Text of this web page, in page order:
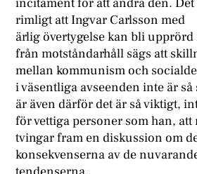
incitament för att ändra den.
rimligt att Ingvar Carlsson med
ärlig övertygelse kan bli upprörd
från motståndarhåll sägs att
mellan kommunism och
i väsentliga avseenden inte är så
är även därför det är så viktigt,
för vettiga personer som han, att
tvingar fram en diskussion om
konsekvenserna av de